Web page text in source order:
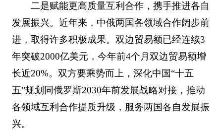
二是赋能更高质量互利合作，携手推进各自
发展振兴。近年来，中俄两国各领域合作阔步前
进，取得许多积极成果。双边贸易额已经连续3
年突破2000亿美元，今年前4个月双边贸易额增
长近20%。双方要乘势而上，深化中国“十五
五”规划同俄罗斯2030年前发展战略对接，推动
各领域互利合作提质升级，服务两国各自发展振
兴。